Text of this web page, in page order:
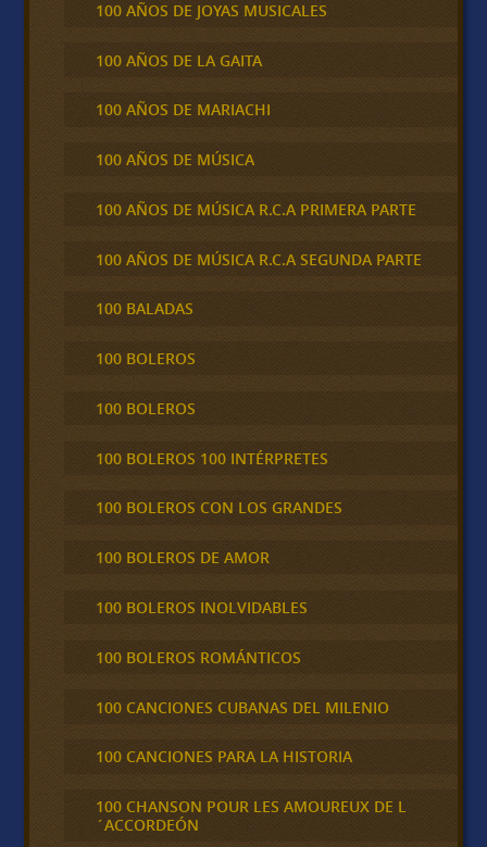
100 AÑOS DE JOYAS MUSICALES
100 AÑOS DE LA GAITA
100 AÑOS DE MARIACHI
100 AÑOS DE MÚSICA
100 AÑOS DE MÚSICA R.C.A PRIMERA PARTE
100 AÑOS DE MÚSICA R.C.A SEGUNDA PARTE
100 BALADAS
100 BOLEROS
100 BOLEROS
100 BOLEROS 100 INTÉRPRETES
100 BOLEROS CON LOS GRANDES
100 BOLEROS DE AMOR
100 BOLEROS INOLVIDABLES
100 BOLEROS ROMÁNTICOS
100 CANCIONES CUBANAS DEL MILENIO
100 CANCIONES PARA LA HISTORIA
100 CHANSON POUR LES AMOUREUX DE L
´ACCORDEÓN